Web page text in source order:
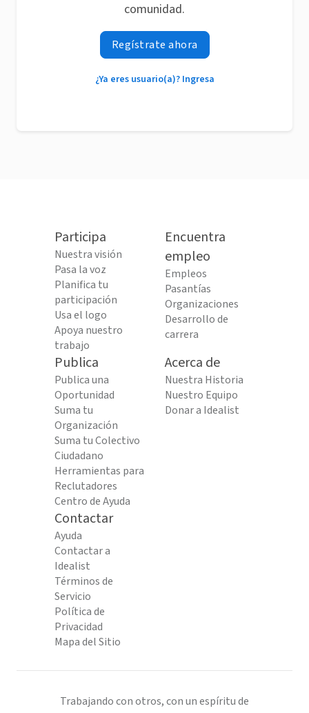
comunidad.
Regístrate ahora
¿Ya eres usuario(a)? Ingresa
Participa
Nuestra visión
Pasa la voz
Planifica tu
participación
Usa el logo
Apoya nuestro
trabajo
Encuentra
empleo
Empleos
Pasantías
Organizaciones
Desarrollo de
carrera
Publica
Publica una
Oportunidad
Suma tu
Organización
Suma tu Colectivo
Ciudadano
Herramientas para
Reclutadores
Centro de Ayuda
Acerca de
Nuestra Historia
Nuestro Equipo
Donar a Idealist
Contactar
Ayuda
Contactar a
Idealist
Términos de
Servicio
Política de
Privacidad
Mapa del Sitio
Trabajando con otros, con un espíritu de